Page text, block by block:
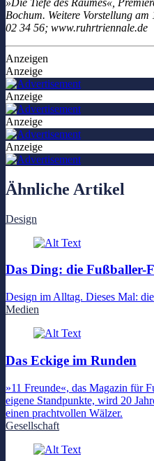
Bochum. Weitere Vorstellung
02 34 56; www.ruhrtriennale.de
Anzeigen
Anzeige
Anzeige
Anzeige
Anzeige
Ähnliche Artikel
Design
Das Ding: die Fußballer-
Design im Alltag. Dieses Mal:
Medien
Das Eckige im Runden
»11 Freunde«, das Magazin für
eigene Standpunkte, wird 20
einen prachtvollen Wälzer.
Gesellschaft